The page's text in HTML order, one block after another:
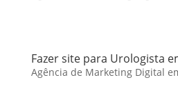
Fazer site para Urologista
Agência de Marketing Digital